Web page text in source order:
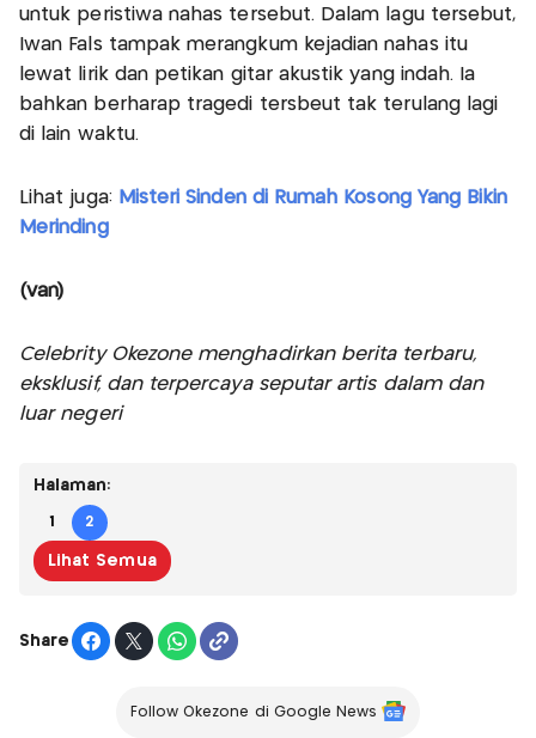
untuk peristiwa nahas tersebut. Dalam lagu tersebut,
Iwan Fals tampak merangkum kejadian nahas itu
lewat lirik dan petikan gitar akustik yang indah. Ia
bahkan berharap tragedi tersbeut tak terulang lagi
di lain waktu.
Lihat juga: Misteri Sinden di Rumah Kosong Yang Bikin
Merinding
(van)
Celebrity Okezone menghadirkan berita terbaru,
eksklusif, dan terpercaya seputar artis dalam dan
luar negeri
Halaman:
1 2
Lihat Semua
Share
Follow Okezone di Google News